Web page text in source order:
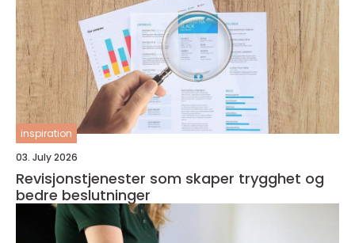
inspiration
03. July 2026
Revisjonstjenester som skaper trygghet og
bedre beslutninger